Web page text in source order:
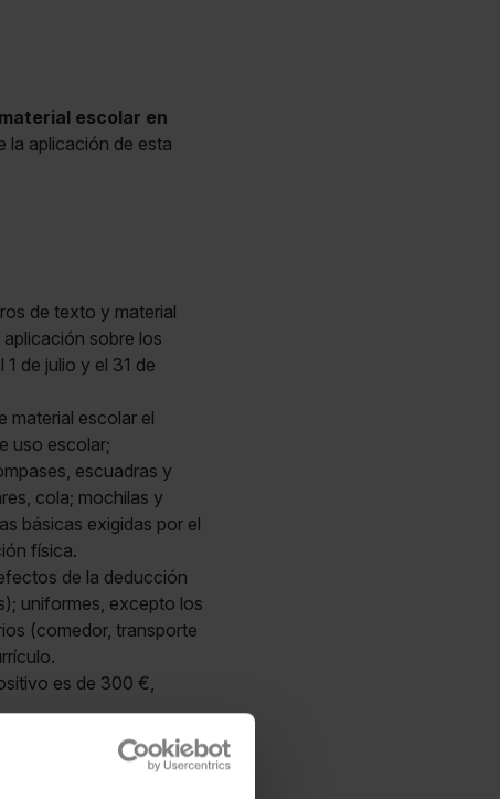
escolar en
la aplicación de esta
de texto y material
sobre los
de julio y el 31 de
material escolar el
uso escolar;
escuadras y
cola; mochilas y
básicas exigidas por el
física.
de la deducción
uniformes, excepto los
(comedor, transporte
es de 300 €,